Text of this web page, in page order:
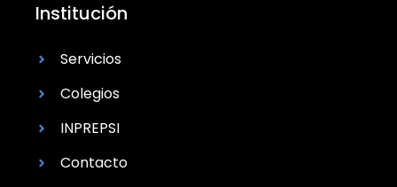
Institución
Servicios
Colegios
INPREPSI
Contacto